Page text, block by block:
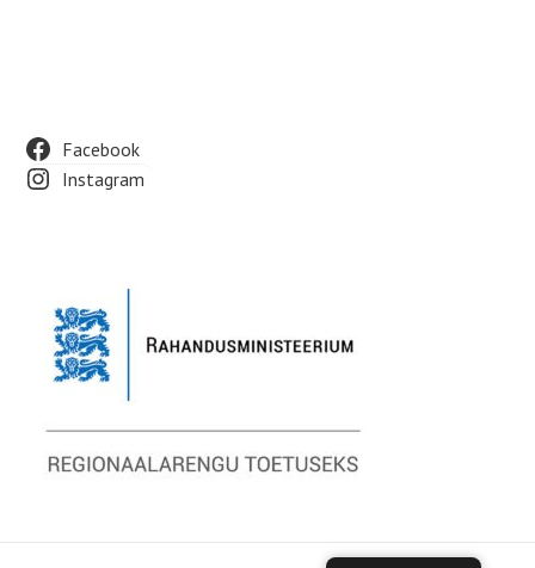
Footer
Widget
Facebook
Instagram